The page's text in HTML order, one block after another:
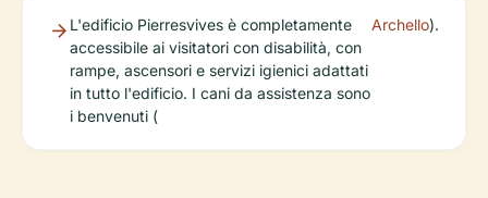
L'edificio Pierresvives è completamente
accessibile ai visitatori con disabilità, con
rampe, ascensori e servizi igienici adattati
in tutto l'edificio. I cani da assistenza sono
i benvenuti (
Archello).